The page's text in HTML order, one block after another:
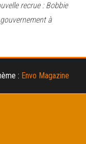
recrue : Bobbie
à
: Envo Magazine